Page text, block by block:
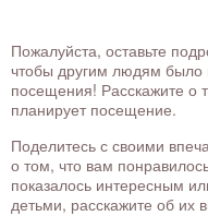
Пожалуйста, оставьте
чтобы другим людям
посещения! Расскажите о
планирует посещение.
Поделитесь с своими
о том, что вам
показалось интересным
детьми, расскажите об их